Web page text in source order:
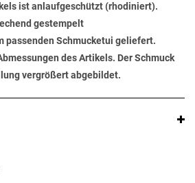
ist anlaufgeschützt (rhodiniert).
gestempelt
passenden Schmucketui geliefert.
des Artikels. Der Schmuck
vergrößert abgebildet.